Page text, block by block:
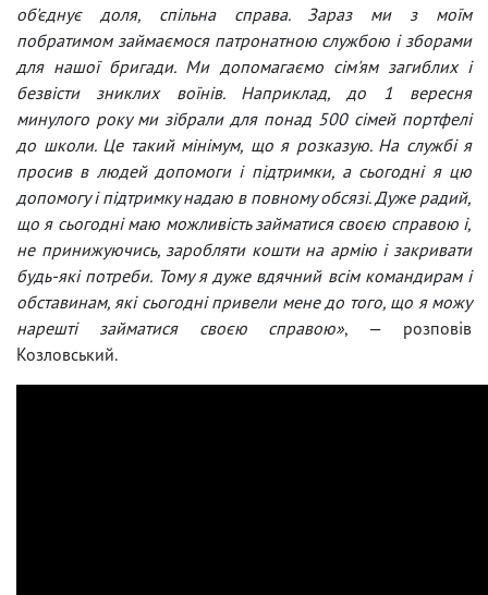
об'єднує доля, спільна справа. Зараз ми з моїм
побратимом займаємося патронатною службою і зборами
для нашої бригади. Ми допомагаємо сім'ям загиблих і
безвісти зниклих воїнів. Наприклад, до 1 вересня
минулого року ми зібрали для понад 500 сімей портфелі
до школи. Це такий мінімум, що я розказую. На службі я
просив в людей допомоги і підтримки, а сьогодні я цю
допомогу і підтримку надаю в повному обсязі. Дуже радий,
що я сьогодні маю можливість займатися своєю справою і,
не принижуючись, заробляти кошти на армію і закривати
будь-які потреби. Тому я дуже вдячний всім командирам і
обставинам, які сьогодні привели мене до того, що я можу
нарешті займатися своєю справою», — розповів
Козловський.